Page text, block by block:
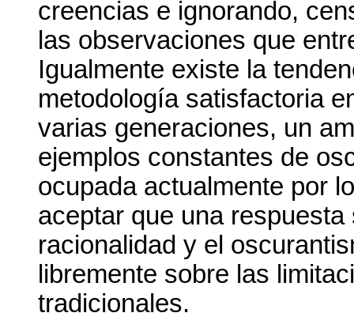
creencias e ignorando,
las observaciones que
Igualmente existe la
metodología satisfactoria
varias generaciones, un
ejemplos constantes de
ocupada actualmente por
aceptar que una
racionalidad y el
libremente sobre las
tradicionales.